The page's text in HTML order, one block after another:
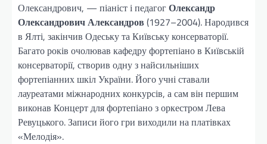
Олександрович, — піаніст і педагогОлександр
Олександрович Александров (1927–2004). Народився
в Ялті, закінчив Одеську та Київську консерваторії.
Багато років очолював кафедру фортепіано в Київській
консерваторії, створив одну з найсильніших
фортепіанних шкіл України. Його учні ставали
лауреатами міжнародних конкурсів, а сам він першим
виконав Концерт для фортепіано з оркестром Лева
Ревуцького. Записи його гри виходили на платівках
«Мелодія».